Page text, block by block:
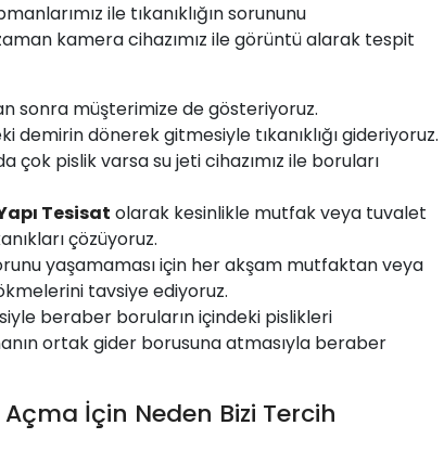
ile tıkanıklığın sorununu
kamera cihazımız ile görüntü alarak tespit
sonra müşterimize de gösteriyoruz.
demirin dönerek gitmesiyle tıkanıklığı gideriyoruz.
pislik varsa su jeti cihazımız ile boruları
Tesisat olarak kesinlikle mutfak veya tuvalet
çözüyoruz.
yaşamaması için her akşam mutfaktan veya
tavsiye ediyoruz.
beraber boruların içindeki pislikleri
ortak gider borusuna atmasıyla beraber
İçin Neden Bizi Tercih